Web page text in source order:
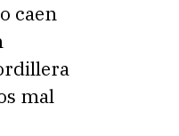
caen
mal